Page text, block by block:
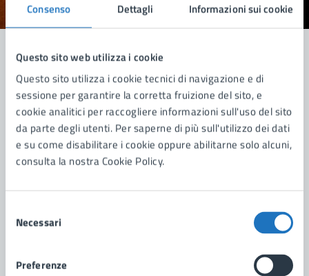
Consenso Dettagli Informazioni sui cookie
Questo sito web utilizza i cookie
Questo sito utilizza i cookie tecnici di navigazione e di
sessione per garantire la corretta fruizione del sito, e
cookie analitici per raccogliere informazioni sull'uso del sito
da parte degli utenti. Per saperne di più sull'utilizzo dei dati
e su come disabilitare i cookie oppure abilitarne solo alcuni,
consulta la nostra Cookie Policy.
delNecessari
Preferenze
Valuta 5 stelle su 5
Valuta 4 stelle su 5
Valuta 3 stelle su 5
Valuta 2 stelle su 5
Valuta 1 stelle su 5
Contatta il comune
Leggi le domande frequenti
Richiedi assistenza
Prenota appuntamento